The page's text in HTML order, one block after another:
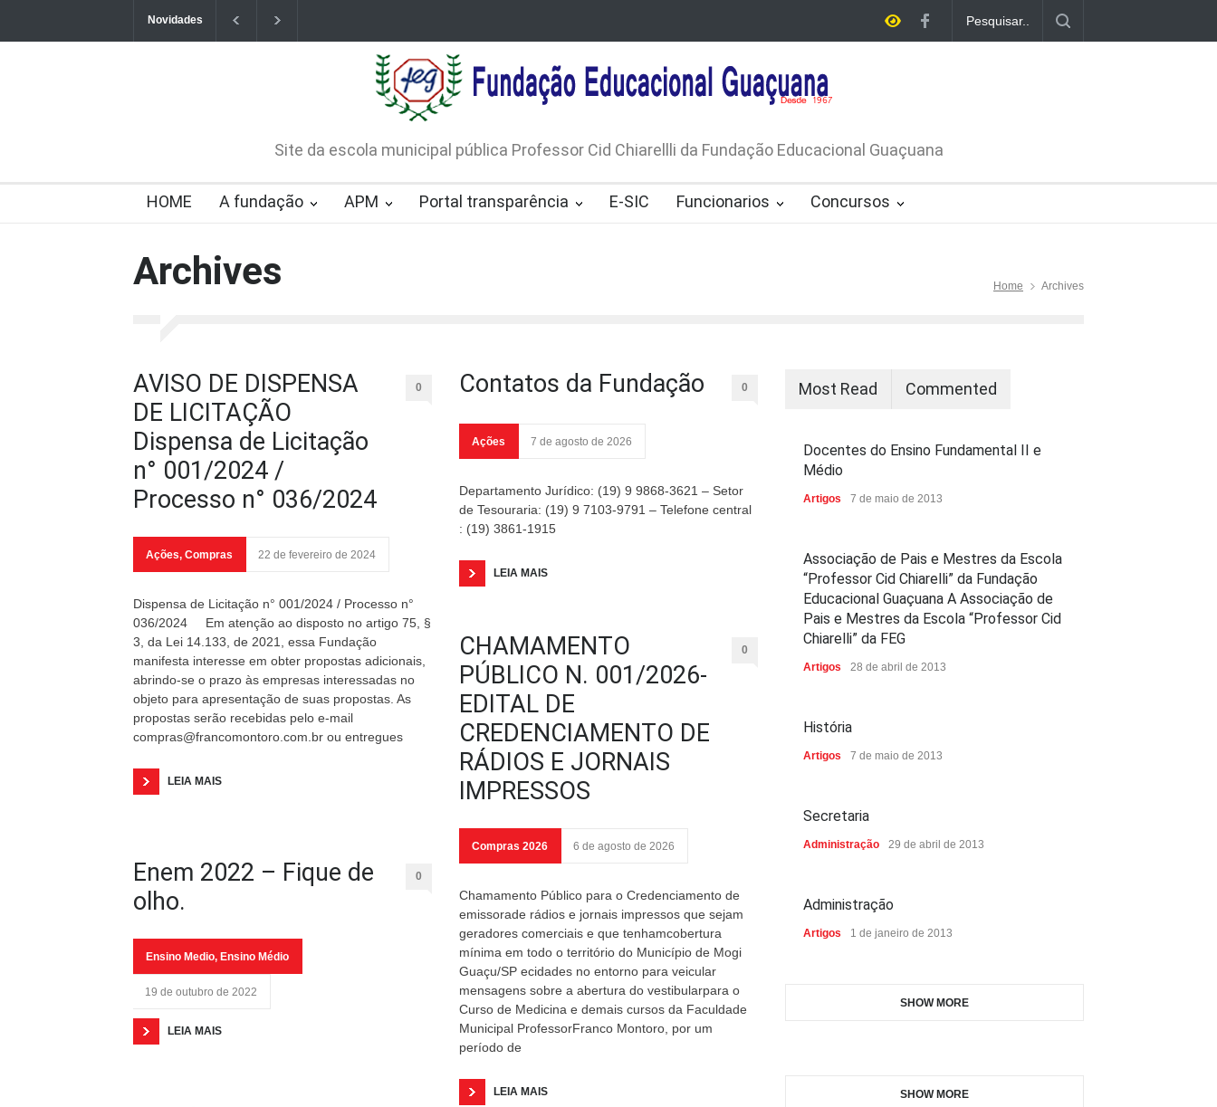
Novidades
CHAMAMENTO PÚBLICO N. 001/2026-EDITAL DE
CREDENCIAMENTO DE RÁDIOS E JORNAIS IMPRESSOS
LICITAÇÃO Nº 53/2026-PROCESSO ADMINISTRATIVO Nº
165/2026
Site da escola municipal pública Professor Cid Chiarellli da Fundação Educacional Guaçuana
HOME A fundação APM Portal transparência E-SIC Funcionarios Concursos
Archives Home Archives
AVISO DE DISPENSA
DE LICITAÇÃO
Dispensa de Licitação
n° 001/2024 /
Processo n° 036/2024
0
Ações, Compras 22 de fevereiro de 2024
Dispensa de Licitação n° 001/2024 / Processo n°
036/2024 Em atenção ao disposto no artigo 75, §
3, da Lei 14.133, de 2021, essa Fundação
manifesta interesse em obter propostas adicionais,
abrindo-se o prazo às empresas interessadas no
objeto para apresentação de suas propostas. As
propostas serão recebidas pelo e-mail
compras@francomontoro.com.br ou entregues
LEIA MAIS
Enem 2022 – Fique de
olho.
0
Ensino Medio, Ensino Médio
19 de outubro de 2022
LEIA MAIS
Contatos da Fundação 0
Ações 7 de agosto de 2026
Departamento Jurídico: (19) 9 9868-3621 – Setor
de Tesouraria: (19) 9 7103-9791 – Telefone central
: (19) 3861-1915
LEIA MAIS
CHAMAMENTO
PÚBLICO N. 001/2026-
EDITAL DE
CREDENCIAMENTO DE
RÁDIOS E JORNAIS
IMPRESSOS
0
Compras 2026 6 de agosto de 2026
Chamamento Público para o Credenciamento de
emissorade rádios e jornais impressos que sejam
geradores comerciais e que tenhamcobertura
mínima em todo o território do Município de Mogi
Guaçu/SP ecidades no entorno para veicular
mensagens sobre a abertura do vestibularpara o
Curso de Medicina e demais cursos da Faculdade
Municipal ProfessorFranco Montoro, por um
período de
LEIA MAIS
Most Read Commented
Docentes do Ensino Fundamental II e
Médio
Artigos 7 de maio de 2013
Associação de Pais e Mestres da Escola
“Professor Cid Chiarelli” da Fundação
Educacional Guaçuana A Associação de
Pais e Mestres da Escola “Professor Cid
Chiarelli” da FEG
Artigos 28 de abril de 2013
História
Artigos 7 de maio de 2013
Secretaria
Administração 29 de abril de 2013
Administração
Artigos 1 de janeiro de 2013
SHOW MORE
SHOW MORE